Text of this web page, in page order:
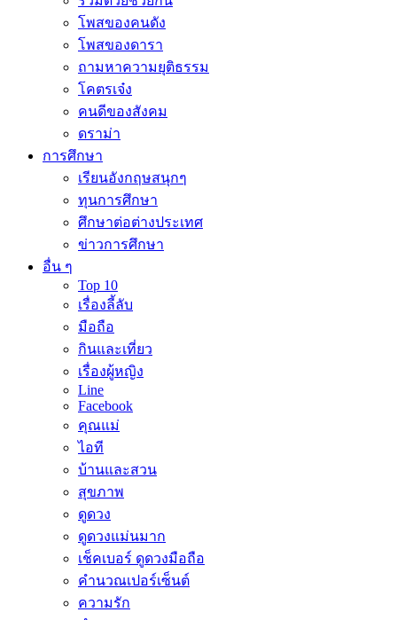
โพสของคนดัง
โพสของดารา
ถามหาความยุติธรรม
โคตรเจ๋ง
คนดีของสังคม
ดราม่า
การศึกษา
เรียนอังกฤษสนุกๆ
ทุนการศึกษา
ศึกษาต่อต่างประเทศ
ข่าวการศึกษา
อื่น ๆ
Top 10
เรื่องลี้ลับ
มือถือ
กินและเที่ยว
เรื่องผู้หญิง
Line
Facebook
คุณแม่
ไอที
บ้านและสวน
สุขภาพ
ดูดวง
ดูดวงแม่นมาก
เช็คเบอร์ ดูดวงมือถือ
คำนวณเปอร์เซ็นต์
ความรัก